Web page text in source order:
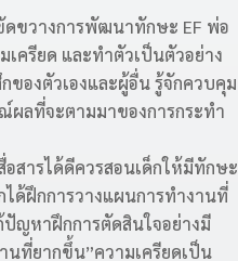
ขวางการพัฒนาทักษะ EF พ่อ
เครียด และทำตัวเป็นตัวอย่าง
ของตัวเองและผู้อื่น รู้จักควบคุม
ผลที่จะตามมาของการกระทำ
อสารได้ดีควรสอนเด็กให้มีทักษะ
ได้ฝึกการวางแผนการทำงานที่
ญหาฝึกการตัดสินใจอย่างมี
ที่ยากขึ้น”ความเครียดเป็น